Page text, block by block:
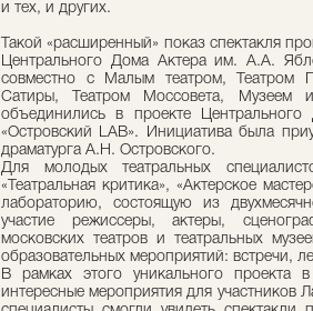
и тех, и других.
Такой «расширенный» показ спектакля
Центрального Дома Актера им. А.А.
совместно с Малым театром, Театром
Сатиры, Театром Моссовета,
объединились в проекте
«Островский LAB». Инициатива была
драматурга А.Н. Островского.
Для молодых театральных
«Театральная критика», «Актерское
лабораторию, состоящую из
участие режиссеры, актеры,
московских театров и театральных
образовательных мероприятий: встречи,
В рамках этого уникального проекта
интересные мероприятия для участников